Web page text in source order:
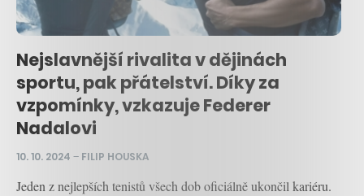
Nejslavnější rivalita v dějinách
sportu, pak přátelství. Díky za
vzpomínky, vzkazuje Federer
Nadalovi
10. 10. 2024 – FILIP HOUSKA
Jeden z nejlepších tenistů všech dob oficiálně ukončil kariéru.